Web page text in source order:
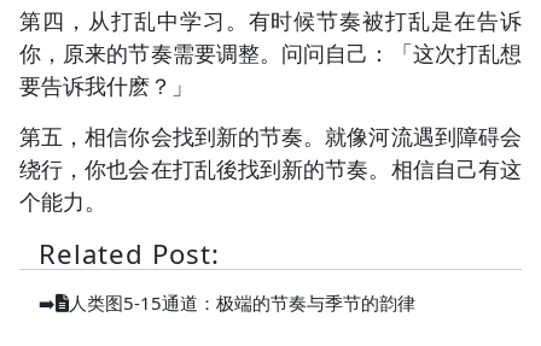
第四，从打乱中学习。有时候节奏被打乱是在告诉
你，原来的节奏需要调整。问问自己：「这次打乱想
要告诉我什麽？」
第五，相信你会找到新的节奏。就像河流遇到障碍会
绕行，你也会在打乱後找到新的节奏。相信自己有这
个能力。
Related Post:
➡️ 人类图5-15通道：极端的节奏与季节的韵律